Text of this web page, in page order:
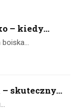
– kiedy...
boiska…
skuteczny...